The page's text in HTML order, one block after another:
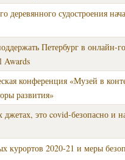
деревянного судостроения
Петербург в онлайн-
Awards
конференция «Музей в
развития»
джетах, это covid-безопасно и
курортов 2020-21 и меры